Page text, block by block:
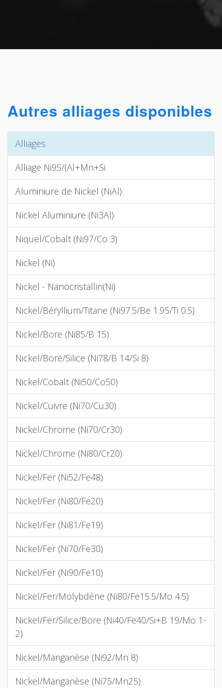
Autres alliages disponibles
Alliages
Alliage Ni95/(Al+Mn+Si
Aluminiure de Nickel (NiAl)
Nickel Aluminiure (Ni3Al)
Niquel/Cobalt (Ni97/Co 3)
Nickel (Ni)
Nickel - Nanocristallin(Ni)
Nickel/Béryllium/Titane (Ni97.5/Be 1.95/Ti 0.5)
Nickel/Bore (Ni85/B 15)
Nickel/Bore/Silice (Ni78/B 14/Si 8)
Nickel/Cobalt (Ni50/Co50)
Nickel/Cuivre (Ni70/Cu30)
Nickel/Chrome (Ni70/Cr30)
Nickel/Chrome (Ni80/Cr20)
Nickel/Fer (Ni52/Fe48)
Nickel/Fer (Ni80/Fe20)
Nickel/Fer (Ni81/Fe19)
Nickel/Fer (Ni70/Fe30)
Nickel/Fer (Ni90/Fe10)
Nickel/Fer/Molybdène (Ni80/Fe15.5/Mo 4.5)
Nickel/Fer/Silice/Bore (Ni40/Fe40/Si+B 19/Mo 1-
2)
Nickel/Manganèse (Ni92/Mn 8)
Nickel/Manganèse (Ni75/Mn25)